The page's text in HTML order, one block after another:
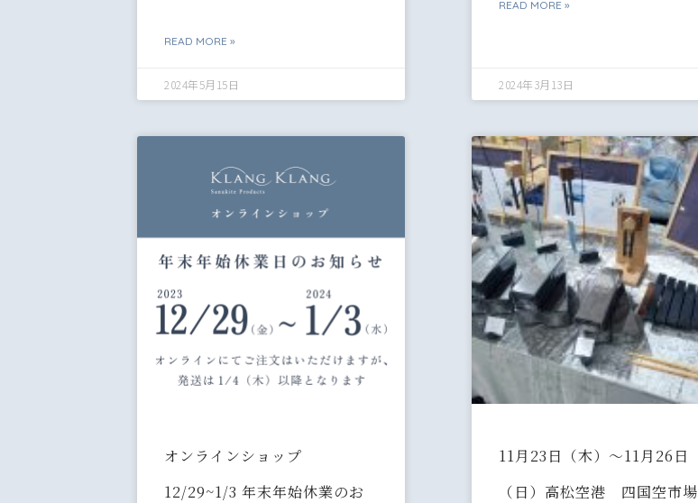
READ MORE »
2024年5月15日
READ MORE »
2024年3月13日
オンラインショップ
12/29~1/3 年末年始休業のお
11月23日（木）〜11月26日
（日）高松空港 四国空市場